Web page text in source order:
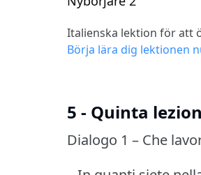
Italienska lektion för att
Börja lära dig lektionen
5 - Quinta
Dialogo 1 – Che